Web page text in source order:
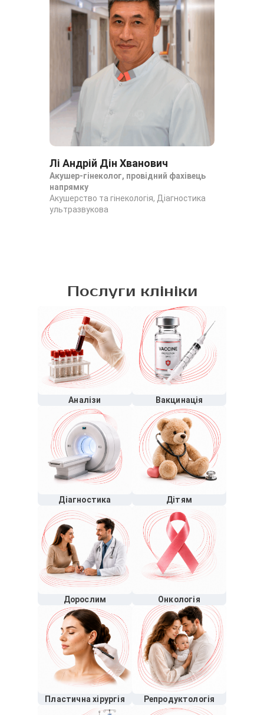
Лі Андрій Дін Хванович
Акушер-гінеколог, провідний фахівець
напрямку
Акушерство та гінекологія, Діагностика
ультразвукова
Послуги клініки
Аналізи Вакцинація
Діагностика Дітям
Дорослим Онкологія
Пластична хірургія Репродуктологія